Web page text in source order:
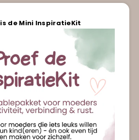
de Mini InspiratieKit